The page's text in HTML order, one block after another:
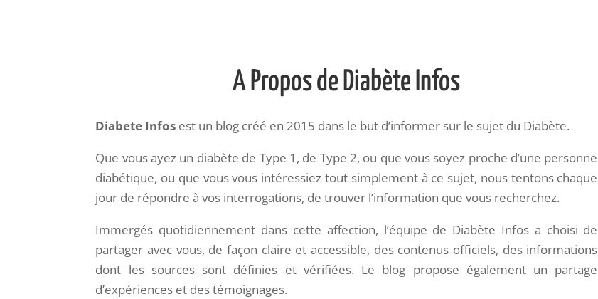
A Propos de Diabète Infos
Diabete Infos est un blog créé en 2015 dans le but d’informer sur le sujet du Diabète.
Que vous ayez un diabète de Type 1, de Type 2, ou que vous soyez proche d’une personne
diabétique, ou que vous vous intéressiez tout simplement à ce sujet, nous tentons chaque
jour de répondre à vos interrogations, de trouver l’information que vous recherchez.
Immergés quotidiennement dans cette affection, l’équipe de Diabète Infos a choisi de
partager avec vous, de façon claire et accessible, des contenus officiels, des informations
dont les sources sont définies et vérifiées. Le blog propose également un partage
d’expériences et des témoignages.